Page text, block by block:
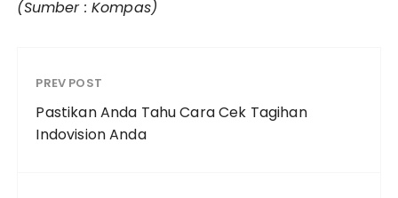
(Sumber : Kompas)
PREV POST
Pastikan Anda Tahu Cara Cek Tagihan
Indovision Anda